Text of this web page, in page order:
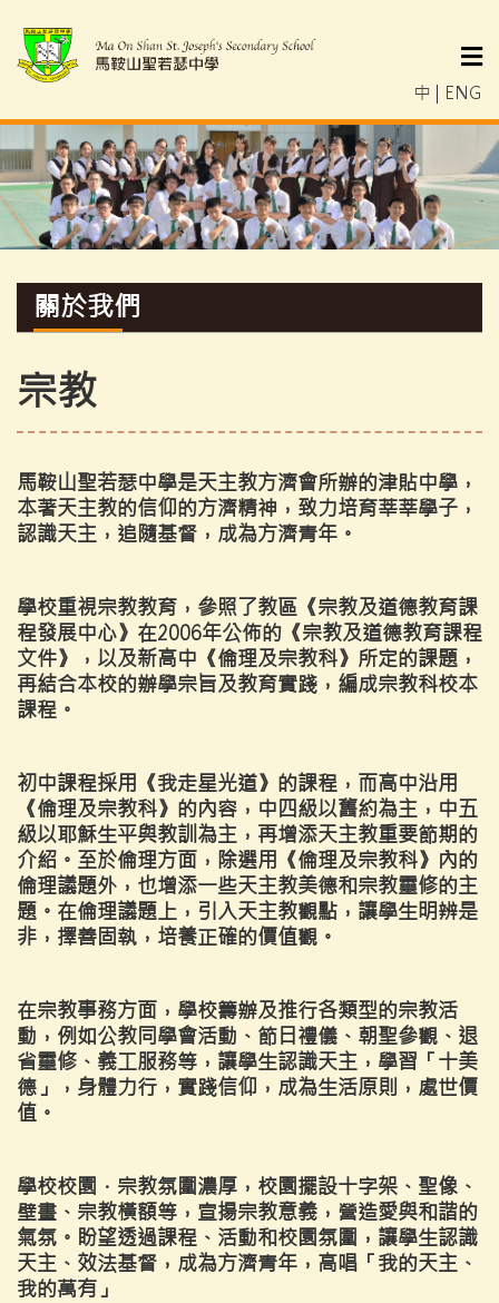
中 ENG
關於我們
宗教
馬鞍山聖若瑟中學是天主教方濟會所辦的津貼中學，
本著天主教的信仰的方濟精神，致力培育莘莘學子，
認識天主，追隨基督，成為方濟青年。
學校重視宗教教育，參照了教區《宗教及道德教育課
程發展中心》在2006年公佈的《宗教及道德教育課程
文件》，以及新高中《倫理及宗教科》所定的課題，
再結合本校的辦學宗旨及教育實踐，編成宗教科校本
課程。
初中課程採用《我走星光道》的課程，而高中沿用
《倫理及宗教科》的內容，中四級以舊約為主，中五
級以耶穌生平與教訓為主，再增添天主教重要節期的
介紹。至於倫理方面，除選用《倫理及宗教科》內的
倫理議題外，也增添一些天主教美德和宗教靈修的主
題。在倫理議題上，引入天主教觀點，讓學生明辨是
非，擇善固執，培養正確的價值觀。
在宗教事務方面，學校籌辦及推行各類型的宗教活
動，例如公教同學會活動、節日禮儀、朝聖參觀、退
省靈修、義工服務等，讓學生認識天主，學習「十美
德」，身體力行，實踐信仰，成為生活原則，處世價
值。
學校校園．宗教氛圍濃厚，校園擺設十字架、聖像、
壁畫、宗教橫額等，宣揚宗教意義，營造愛與和諧的
氣氛。盼望透過課程、活動和校園氛圍，讓學生認識
天主、效法基督，成為方濟青年，高唱「我的天主、
我的萬有」